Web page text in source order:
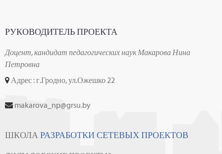
РУКОВОДИТЕЛЬ ПРОЕКТА
Доцент, кандидат педагогических наук Макарова Нина
Петровна
Адрес : г.Гродно, ул.Ожешко 22
makarova_np@grsu.by
ШКОЛАРАЗРАБОТКИ СЕТЕВЫХ ПРОЕКТОВ